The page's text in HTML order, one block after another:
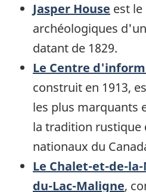
Jasper House est
archéologiques
datant de 1829.
Le Centre
construit en 1913,
les plus marquants
la tradition rustique
nationaux du
Le Chalet-et-de-
du-Lac-Maligne,